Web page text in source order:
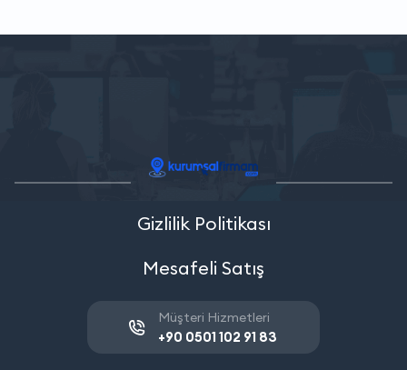
Gizlilik Politikası
Mesafeli Satış
Müşteri Hizmetleri
+90 0501 102 91 83